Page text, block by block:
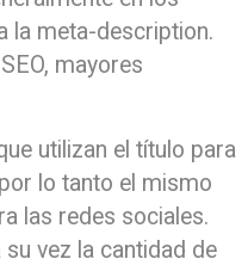
la meta-description.
mayores
utilizan el título para
lo tanto el mismo
las redes sociales.
vez la cantidad de